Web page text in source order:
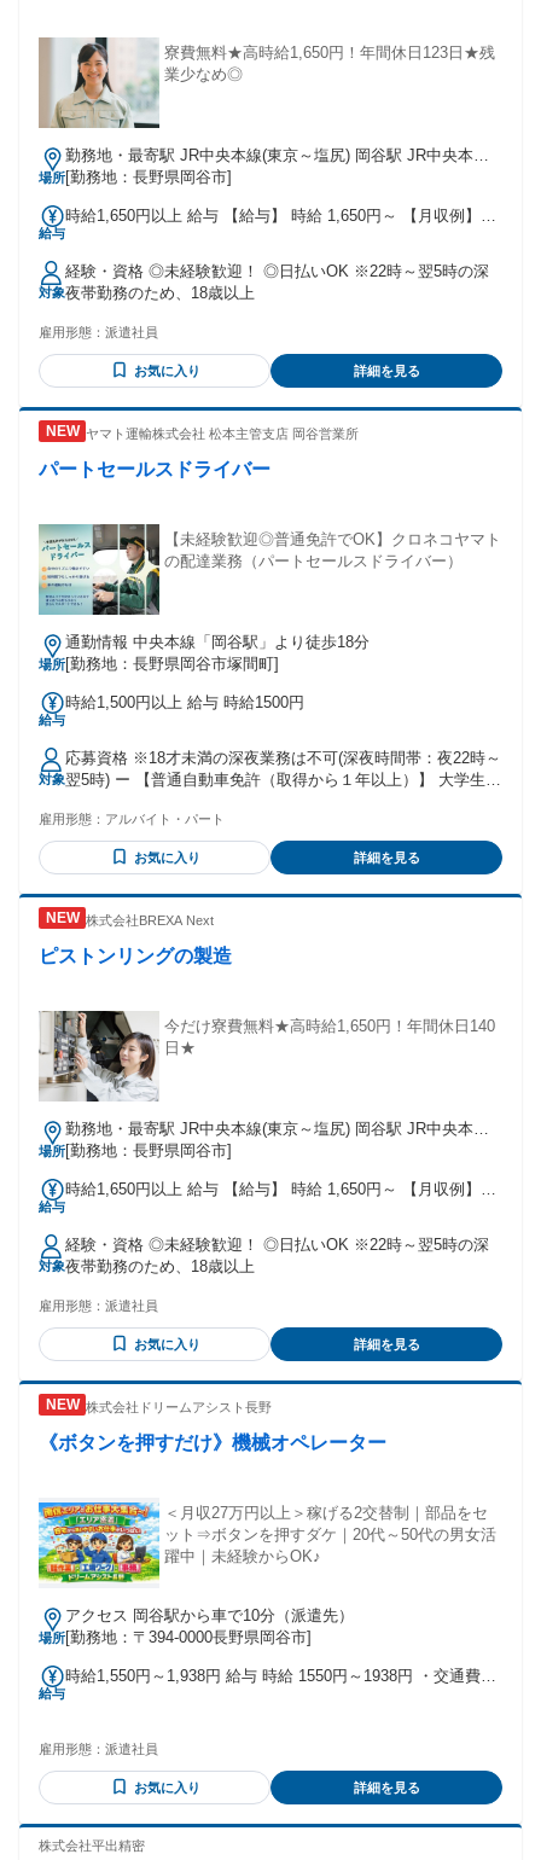
ヵ月間 月給24万5000円 ※固定残業代（月30時間分／4万4600
円～）を含む ※30時間を越える超過分は全額支給
寮費無料★高時給1,650円！年間休日123日★残
業少なめ◎
場所
勤務地・最寄駅 JR中央本線(東京～塩尻) 岡谷駅 JR中央本線
(東京～塩尻)/岡谷駅,車,10分 ※今井停留所から徒歩で5分 ※長
円)
[勤務地：長野県岡谷市]
給与
時給1,650円以上 給与 【給与】 時給 1,650円～ 【月収例】
【交通費】 ※月3万円まで支給
対象
経験・資格 ◎未経験歓迎！ ◎日払いOK ※22時～翌5時の深
夜帯勤務のため、18歳以上
雇用形態： 派遣社員
お気に入り 詳細を見る
ヤマト運輸株式会社 松本主管支店 岡谷営業所
パートセールスドライバー
【未経験歓迎◎普通免許でOK】クロネコヤマト
の配達業務（パートセールスドライバー）
場所
通勤情報 中央本線「岡谷駅」より徒歩18分
[勤務地：長野県岡谷市塚間町]
給与
時給1,500円以上 給与 時給1500円
対象
応募資格 ※18才未満の深夜業務は不可(深夜時間帯：夜22時～
翌5時) ー 【普通自動車免許（取得から１年以上）】 大学生 /
養範囲内 /Wワーク・副業も相談可能 (一部社内規定による) ◆
ハローワークでお仕事探し中の方にもおすすめ ◆中高年の方
も多数活躍しています。 ＜先輩スタッフさんの職歴例＞ 全く
た方 ・コンビニやスーパーなどの販売接客をされていた方 ・
軽作業スタッフとして深夜バイトをされていた方 ・データ入
力等の事務をされていた方 ・短期で倉庫内作業をされていた
雇用形態： アルバイト・パート
お気に入り 詳細を見る
株式会社BREXA Next
ピストンリングの製造
今だけ寮費無料★高時給1,650円！年間休日140
日★
場所
勤務地・最寄駅 JR中央本線(東京～塩尻) 岡谷駅 JR中央本線
(東京～塩尻)/岡谷駅,車,10分 ※今井停留所から徒歩で5分 ※長
円)
[勤務地：長野県岡谷市]
給与
時給1,650円以上 給与 【給与】 時給 1,650円～ 【月収例】
【交通費】 ※月3万円まで支給
対象
経験・資格 ◎未経験歓迎！ ◎日払いOK ※22時～翌5時の深
夜帯勤務のため、18歳以上
雇用形態： 派遣社員
お気に入り 詳細を見る
株式会社ドリームアシスト長野
《ボタンを押すだけ》機械オペレーター
＜月収27万円以上＞稼げる2交替制｜部品をセ
ット⇒ボタンを押すダケ｜20代～50代の男女活
躍中｜未経験からOK♪
場所
アクセス 岡谷駅から車で10分（派遣先）
[勤務地：〒394-0000長野県岡谷市]
給与
時給1,550円～1,938円 給与 時給 1550円～1938円 ・交通費あ
雇用形態： 派遣社員
お気に入り 詳細を見る
株式会社平出精密